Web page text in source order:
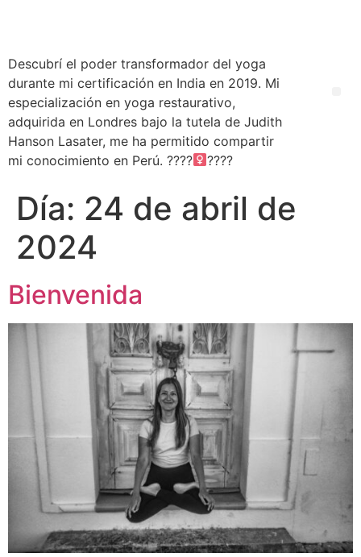
Descubrí el poder transformador del yoga
durante mi certificación en India en 2019. Mi
especialización en yoga restaurativo,
adquirida en Londres bajo la tutela de Judith
Hanson Lasater, me ha permitido compartir
mi conocimiento en Perú. ????‍
????
Día: 24 de abril de
2024
Bienvenida